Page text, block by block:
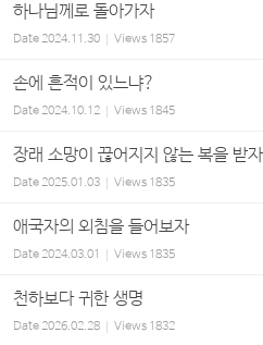
하나님께로 돌아가자
Date2024.11.30 Views 1857
손에 흔적이 있느냐?
Date2024.10.12 Views 1845
장래 소망이 끊어지지 않는 복을 받자
Date2025.01.03 Views 1835
애국자의 외침을 들어보자
Date2024.03.01 Views 1835
천하보다 귀한 생명
Date2026.02.28 Views 1832